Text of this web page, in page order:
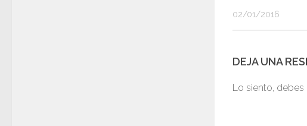
02/01/2016
DEJA UNA
Lo siento, debes